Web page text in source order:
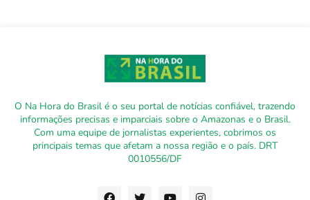
O Na Hora do Brasil é o seu portal de notícias confiável, trazendo
informações precisas e imparciais sobre o Amazonas e o Brasil.
Com uma equipe de jornalistas experientes, cobrimos os
principais temas que afetam a nossa região e o país. DRT
0010556/DF